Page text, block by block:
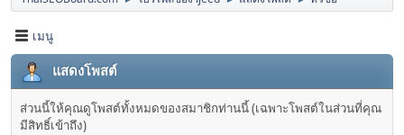
เมนู
แสดงโพสต์
ส่วนนี้ให้คุณดูโพสต์ทั้งหมดของสมาชิกท่านนี้ (เฉพาะโพสต์ในส่วนที่คุณ
มีสิทธิ์เข้าถึง)